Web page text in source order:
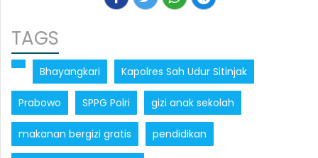
TAGS
Bhayangkari Kapolres Sah Udur Sitinjak
Prabowo SPPG Polri gizi anak sekolah
makanan bergizi gratis pendidikan